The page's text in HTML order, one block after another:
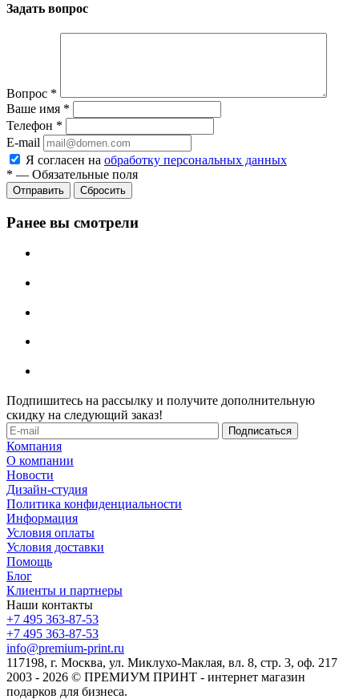
Задать вопрос
Вопрос *
Ваше имя *
Телефон *
E-mail
Я согласен на обработку персональных данных
* — Обязательные поля
Отправить Сбросить
Ранее вы смотрели
Подпишитесь на рассылку и получите дополнительную
скидку на следующий заказ!
Компания
О компании
Новости
Дизайн-студия
Политика конфиденциальности
Информация
Условия оплаты
Условия доставки
Помощь
Блог
Клиенты и партнеры
Наши контакты
+7 495 363-87-53
+7 495 363-87-53
info@premium-print.ru
117198, г. Москва, ул. Миклухо-Маклая, вл. 8, стр. 3, оф. 217
2003 - 2026 © ПРЕМИУМ ПРИНТ - интернет магазин
подарков для бизнеса.